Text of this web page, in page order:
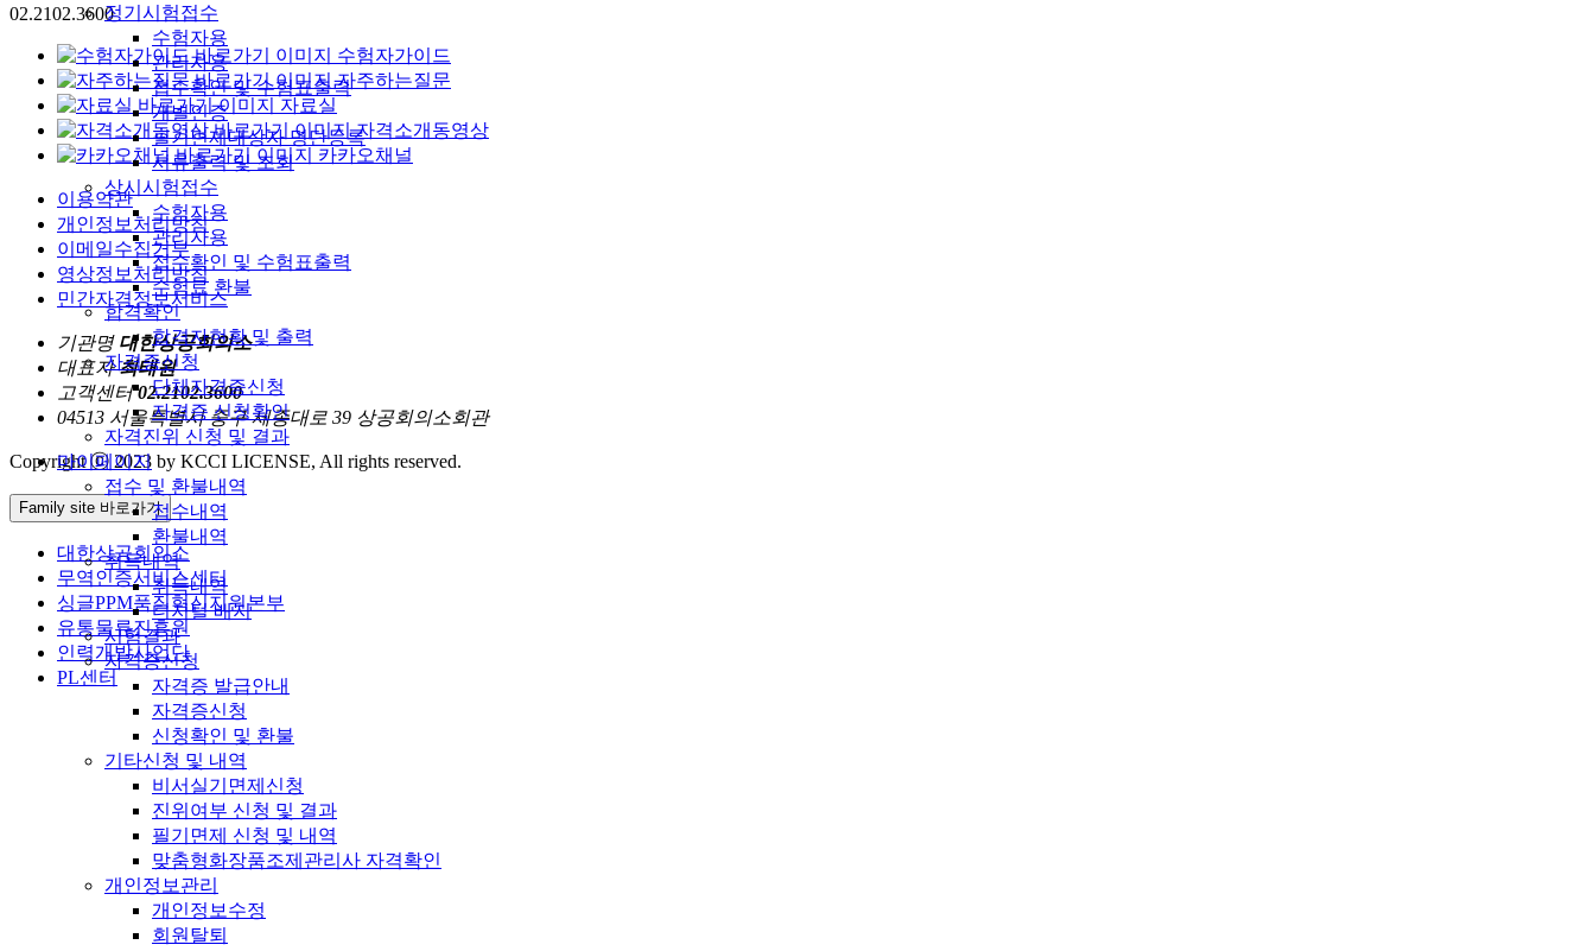
정기시험접수
수험자용
관리자용
접수확인 및 수험표출력
개별인증
필기면제대상자 명단등록
서류출력 및 조회
상시시험접수
수험자용
관리자용
접수확인 및 수험표출력
수험료 환불
합격확인
합격자현황 및 출력
자격증신청
단체자격증신청
자격증 신청확인
자격진위 신청 및 결과
마이페이지
접수 및 환불내역
접수내역
환불내역
취득내역
취득내역
디지털 배지
시험결과
자격증신청
자격증 발급안내
자격증신청
신청확인 및 환불
기타신청 및 내역
비서실기면제신청
진위여부 신청 및 결과
필기면제 신청 및 내역
맞춤형화장품조제관리사 자격확인
개인정보관리
개인정보수정
회원탈퇴
02.2102.3600
수험자가이드
자주하는질문
자료실
자격소개동영상
카카오채널
이용약관
개인정보처리방침
이메일수집거부
영상정보처리방침
민간자격정보서비스
기관명 대한상공회의소
대표자 최태원
고객센터 02.2102.3600
04513 서울특별시 중구 세종대로 39 상공회의소회관
Copyright ⓒ 2023 by KCCI LICENSE, All rights reserved.
Family site 바로가기
대한상공회의소
무역인증서비스센터
싱글PPM품질혁신지원본부
유통물류진흥원
인력개발사업단
PL센터